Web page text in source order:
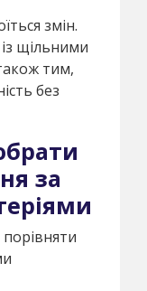
змін.
щільними
тим,
без
за